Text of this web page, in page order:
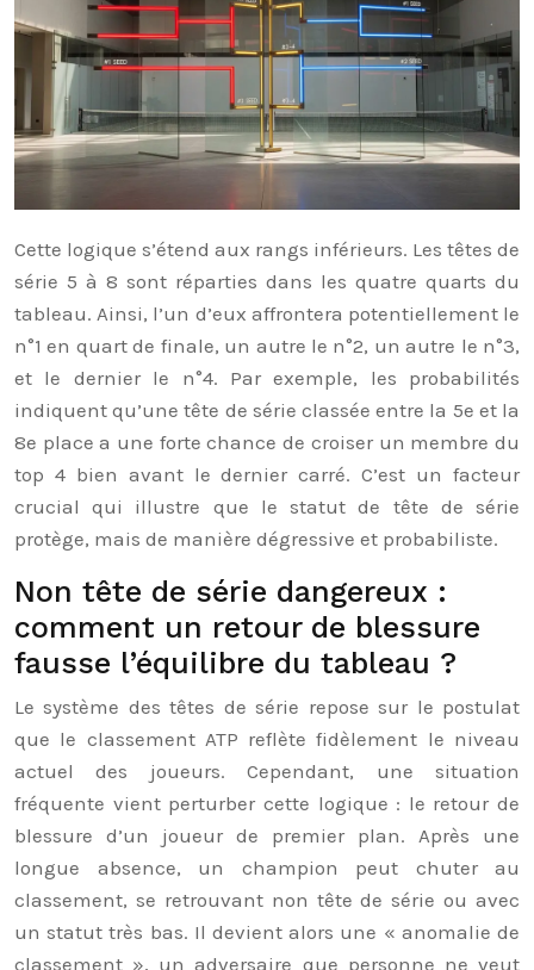
Cette logique s’étend aux rangs inférieurs. Les têtes de
série 5 à 8 sont réparties dans les quatre quarts du
tableau. Ainsi, l’un d’eux affrontera potentiellement le
n°1 en quart de finale, un autre le n°2, un autre le n°3,
et le dernier le n°4. Par exemple, les probabilités
indiquent qu’une tête de série classée entre la 5e et la
8e place a une forte chance de croiser un membre du
top 4 bien avant le dernier carré. C’est un facteur
crucial qui illustre que le statut de tête de série
protège, mais de manière dégressive et probabiliste.
Non tête de série dangereux :
comment un retour de blessure
fausse l’équilibre du tableau ?
Le système des têtes de série repose sur le postulat
que le classement ATP reflète fidèlement le niveau
actuel des joueurs. Cependant, une situation
fréquente vient perturber cette logique : le retour de
blessure d’un joueur de premier plan. Après une
longue absence, un champion peut chuter au
classement, se retrouvant non tête de série ou avec
un statut très bas. Il devient alors une « anomalie de
classement », un adversaire que personne ne veut